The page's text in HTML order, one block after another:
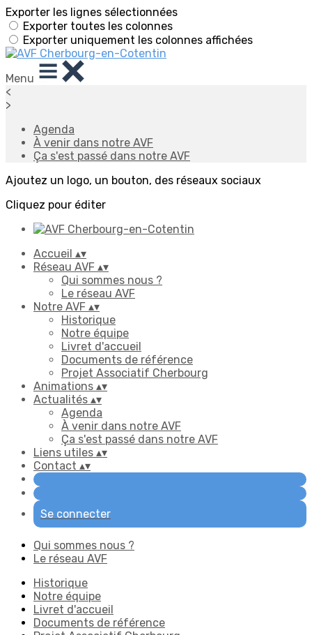
Exporter les lignes sélectionnées
Exporter toutes les colonnes
Exporter uniquement les colonnes affichées
Menu
<
>
Agenda
À venir dans notre AVF
Ça s'est passé dans notre AVF
Ajoutez un logo, un bouton, des réseaux sociaux
Cliquez pour éditer
Accueil ▴▾
Réseau AVF ▴▾
Qui sommes nous ?
Le réseau AVF
Notre AVF ▴▾
Historique
Notre équipe
Livret d'accueil
Documents de référence
Projet Associatif Cherbourg
Animations ▴▾
Actualités ▴▾
Agenda
À venir dans notre AVF
Ça s'est passé dans notre AVF
Liens utiles ▴▾
Contact ▴▾
Se connecter
Qui sommes nous ?
Le réseau AVF
Historique
Notre équipe
Livret d'accueil
Documents de référence